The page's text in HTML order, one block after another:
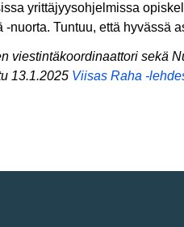
yrittäjyysohjelmissa
nuorta. Tuntuu, että hyvässä
viestintäkoordinaattori sekä
13.1.2025 Viisas Raha -